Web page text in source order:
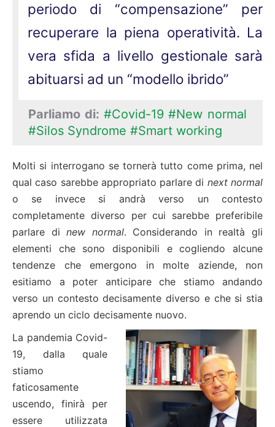
periodo di “compensazione” per
recuperare la piena operatività. La
vera sfida a livello gestionale sarà
abituarsi ad un “modello ibrido”
Parliamo di: #Covid-19 #New normal
#Silos Syndrome #Smart working
Molti si interrogano se tornerà tutto come prima, nel
qual caso sarebbe appropriato parlare di next normal
o se invece si andrà verso un contesto
completamente diverso per cui sarebbe preferibile
parlare dinew normal. Considerando in realtà gli
elementi che sono disponibili e cogliendo alcune
tendenze che emergono in molte aziende, non
esitiamo a poter anticipare che stiamo andando
verso un contesto decisamente diverso e che si stia
aprendo un ciclo decisamente nuovo.
La pandemia Covid-
19, dalla quale
stiamo
faticosamente
uscendo, finirà per
essere utilizzata